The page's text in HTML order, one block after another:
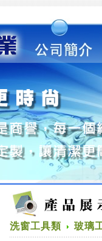
洗窗工具類 玻璃